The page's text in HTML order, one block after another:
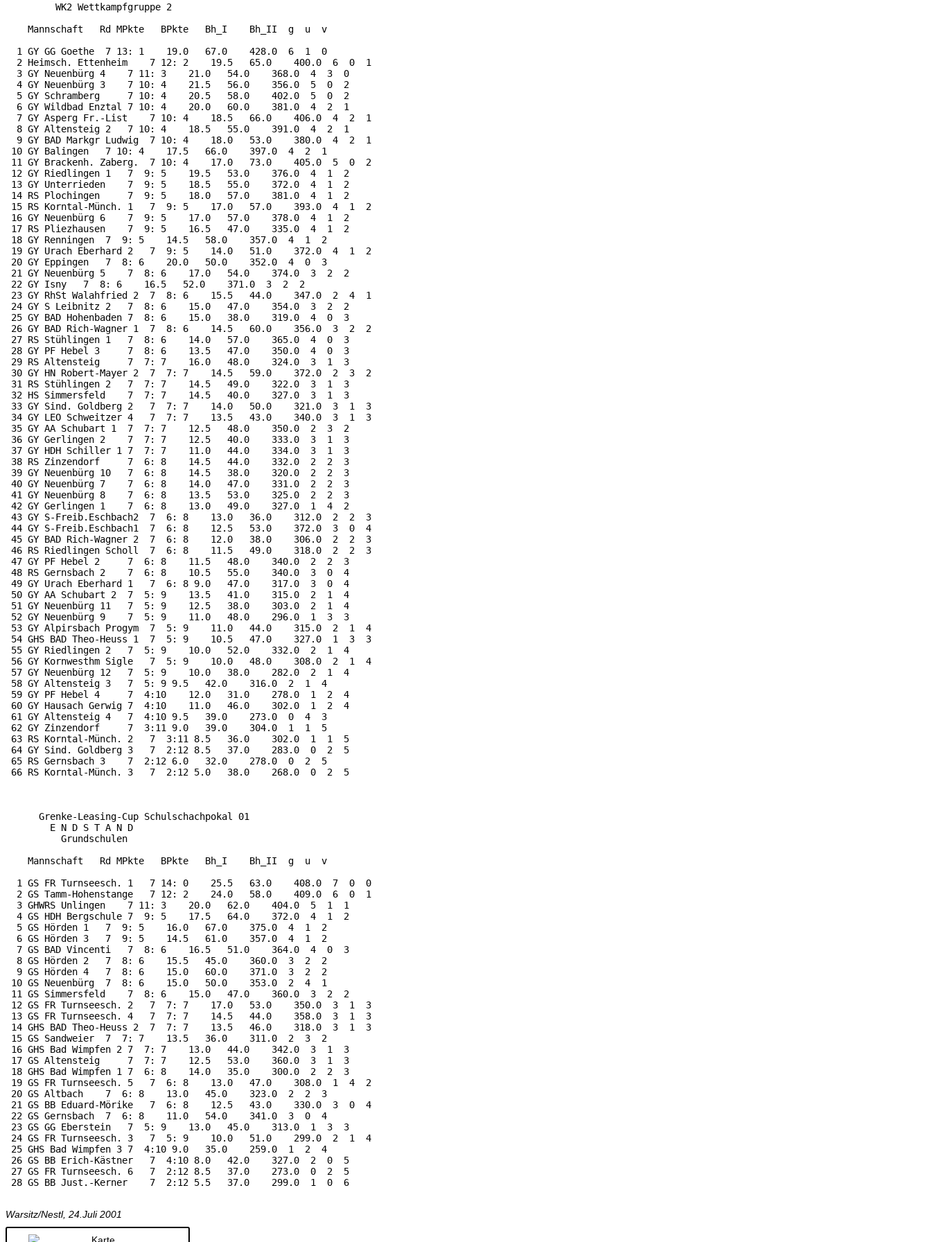
         WK2 Wettkampfgruppe 2
    Mannschaft   Rd MPkte   BPkte   Bh_I    Bh_II  g  u  v
  1 GY GG Goethe  7 13: 1    19.0   67.0    428.0  6  1  0
  2 Heimsch. Ettenheim    7 12: 2    19.5   65.0    400.0  6  0  1
  3 GY Neuenbürg 4    7 11: 3    21.0   54.0    368.0  4  3  0
  4 GY Neuenbürg 3    7 10: 4    21.5   56.0    356.0  5  0  2
  5 GY Schramberg     7 10: 4    20.5   58.0    402.0  5  0  2
  6 GY Wildbad Enztal 7 10: 4    20.0   60.0    381.0  4  2  1
  7 GY Asperg Fr.-List    7 10: 4    18.5   66.0    406.0  4  2  1
  8 GY Altensteig 2   7 10: 4    18.5   55.0    391.0  4  2  1
  9 GY BAD Markgr Ludwig  7 10: 4    18.0   53.0    380.0  4  2  1
10 GY Balingen   7 10: 4    17.5   66.0    397.0  4  2  1
11 GY Brackenh. Zaberg.  7 10: 4    17.0   73.0    405.0  5  0  2
12 GY Riedlingen 1   7  9: 5    19.5   53.0    376.0  4  1  2
13 GY Unterrieden    7  9: 5    18.5   55.0    372.0  4  1  2
14 RS Plochingen     7  9: 5    18.0   57.0    381.0  4  1  2
15 RS Korntal-Münch. 1   7  9: 5    17.0   57.0    393.0  4  1  2
16 GY Neuenbürg 6    7  9: 5    17.0   57.0    378.0  4  1  2
17 RS Pliezhausen    7  9: 5    16.5   47.0    335.0  4  1  2
18 GY Renningen  7  9: 5    14.5   58.0    357.0  4  1  2
19 GY Urach Eberhard 2   7  9: 5    14.0   51.0    372.0  4  1  2
20 GY Eppingen   7  8: 6    20.0   50.0    352.0  4  0  3
21 GY Neuenbürg 5    7  8: 6    17.0   54.0    374.0  3  2  2
22 GY Isny   7  8: 6    16.5   52.0    371.0  3  2  2
23 GY RhSt Walahfried 2  7  8: 6    15.5   44.0    347.0  2  4  1
24 GY S Leibnitz 2   7  8: 6    15.0   47.0    354.0  3  2  2
25 GY BAD Hohenbaden 7  8: 6    15.0   38.0    319.0  4  0  3
26 GY BAD Rich-Wagner 1  7  8: 6    14.5   60.0    356.0  3  2  2
27 RS Stühlingen 1   7  8: 6    14.0   57.0    365.0  4  0  3
28 GY PF Hebel 3     7  8: 6    13.5   47.0    350.0  4  0  3
29 RS Altensteig     7  7: 7    16.0   48.0    324.0  3  1  3
30 GY HN Robert-Mayer 2  7  7: 7    14.5   59.0    372.0  2  3  2
31 RS Stühlingen 2   7  7: 7    14.5   49.0    322.0  3  1  3
32 HS Simmersfeld    7  7: 7    14.5   40.0    327.0  3  1  3
33 GY Sind. Goldberg 2   7  7: 7    14.0   50.0    321.0  3  1  3
34 GY LEO Schweitzer 4   7  7: 7    13.5   43.0    340.0  3  1  3
35 GY AA Schubart 1  7  7: 7    12.5   48.0    350.0  2  3  2
36 GY Gerlingen 2    7  7: 7    12.5   40.0    333.0  3  1  3
37 GY HDH Schiller 1 7  7: 7    11.0   44.0    334.0  3  1  3
38 RS Zinzendorf     7  6: 8    14.5   44.0    332.0  2  2  3
39 GY Neuenbürg 10   7  6: 8    14.5   38.0    320.0  2  2  3
40 GY Neuenbürg 7    7  6: 8    14.0   47.0    331.0  2  2  3
41 GY Neuenbürg 8    7  6: 8    13.5   53.0    325.0  2  2  3
42 GY Gerlingen 1    7  6: 8    13.0   49.0    327.0  1  4  2
43 GY S-Freib.Eschbach2  7  6: 8    13.0   36.0    312.0  2  2  3
44 GY S-Freib.Eschbach1  7  6: 8    12.5   53.0    372.0  3  0  4
45 GY BAD Rich-Wagner 2  7  6: 8    12.0   38.0    306.0  2  2  3
46 RS Riedlingen Scholl  7  6: 8    11.5   49.0    318.0  2  2  3
47 GY PF Hebel 2     7  6: 8    11.5   48.0    340.0  2  2  3
48 RS Gernsbach 2    7  6: 8    10.5   55.0    340.0  3  0  4
49 GY Urach Eberhard 1   7  6: 8 9.0   47.0    317.0  3  0  4
50 GY AA Schubart 2  7  5: 9    13.5   41.0    315.0  2  1  4
51 GY Neuenbürg 11   7  5: 9    12.5   38.0    303.0  2  1  4
52 GY Neuenbürg 9    7  5: 9    11.0   48.0    296.0  1  3  3
53 GY Alpirsbach Progym  7  5: 9    11.0   44.0    315.0  2  1  4
54 GHS BAD Theo-Heuss 1  7  5: 9    10.5   47.0    327.0  1  3  3
55 GY Riedlingen 2   7  5: 9    10.0   52.0    332.0  2  1  4
56 GY Kornwesthm Sigle   7  5: 9    10.0   48.0    308.0  2  1  4
57 GY Neuenbürg 12   7  5: 9    10.0   38.0    282.0  2  1  4
58 GY Altensteig 3   7  5: 9 9.5   42.0    316.0  2  1  4
59 GY PF Hebel 4     7  4:10    12.0   31.0    278.0  1  2  4
60 GY Hausach Gerwig 7  4:10    11.0   46.0    302.0  1  2  4
61 GY Altensteig 4   7  4:10 9.5   39.0    273.0  0  4  3
62 GY Zinzendorf     7  3:11 9.0   39.0    304.0  1  1  5
63 RS Korntal-Münch. 2   7  3:11 8.5   36.0    302.0  1  1  5
64 GY Sind. Goldberg 3   7  2:12 8.5   37.0    283.0  0  2  5
65 RS Gernsbach 3    7  2:12 6.0   32.0    278.0  0  2  5
66 RS Korntal-Münch. 3   7  2:12 5.0   38.0    268.0  0  2  5
      Grenke-Leasing-Cup Schulschachpokal 01
        E N D S T A N D
          Grundschulen
    Mannschaft   Rd MPkte   BPkte   Bh_I    Bh_II  g  u  v
  1 GS FR Turnseesch. 1   7 14: 0    25.5   63.0    408.0  7  0  0
  2 GS Tamm-Hohenstange   7 12: 2    24.0   58.0    409.0  6  0  1
  3 GHWRS Unlingen    7 11: 3    20.0   62.0    404.0  5  1  1
  4 GS HDH Bergschule 7  9: 5    17.5   64.0    372.0  4  1  2
  5 GS Hörden 1   7  9: 5    16.0   67.0    375.0  4  1  2
  6 GS Hörden 3   7  9: 5    14.5   61.0    357.0  4  1  2
  7 GS BAD Vincenti   7  8: 6    16.5   51.0    364.0  4  0  3
  8 GS Hörden 2   7  8: 6    15.5   45.0    360.0  3  2  2
  9 GS Hörden 4   7  8: 6    15.0   60.0    371.0  3  2  2
10 GS Neuenbürg  7  8: 6    15.0   50.0    353.0  2  4  1
11 GS Simmersfeld    7  8: 6    15.0   47.0    360.0  3  2  2
12 GS FR Turnseesch. 2   7  7: 7    17.0   53.0    350.0  3  1  3
13 GS FR Turnseesch. 4   7  7: 7    14.5   44.0    358.0  3  1  3
14 GHS BAD Theo-Heuss 2  7  7: 7    13.5   46.0    318.0  3  1  3
15 GS Sandweier  7  7: 7    13.5   36.0    311.0  2  3  2
16 GHS Bad Wimpfen 2 7  7: 7    13.0   44.0    342.0  3  1  3
17 GS Altensteig     7  7: 7    12.5   53.0    360.0  3  1  3
18 GHS Bad Wimpfen 1 7  6: 8    14.0   35.0    300.0  2  2  3
19 GS FR Turnseesch. 5   7  6: 8    13.0   47.0    308.0  1  4  2
20 GS Altbach    7  6: 8    13.0   45.0    323.0  2  2  3
21 GS BB Eduard-Mörike   7  6: 8    12.5   43.0    330.0  3  0  4
22 GS Gernsbach  7  6: 8    11.0   54.0    341.0  3  0  4
23 GS GG Eberstein   7  5: 9    13.0   45.0    313.0  1  3  3
24 GS FR Turnseesch. 3   7  5: 9    10.0   51.0    299.0  2  1  4
25 GHS Bad Wimpfen 3 7  4:10 9.0   35.0    259.0  1  2  4
26 GS BB Erich-Kästner   7  4:10 8.0   42.0    327.0  2  0  5
27 GS FR Turnseesch. 6   7  2:12 8.5   37.0    273.0  0  2  5
Warsitz/Nestl, 24.Juli 2001